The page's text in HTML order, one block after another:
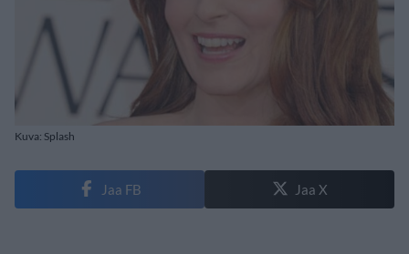
Kuva: Splash
Jaa FB Jaa X